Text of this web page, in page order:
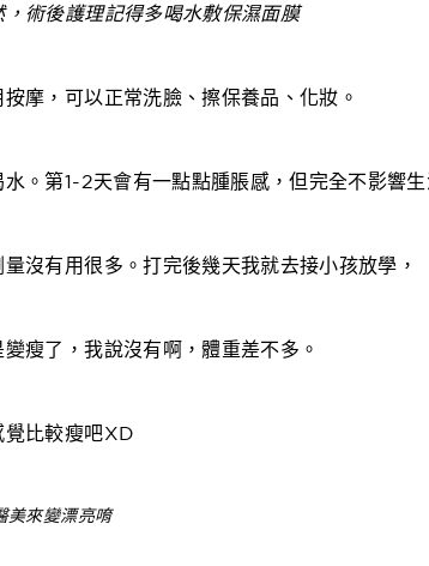
摩，可以正常洗臉、擦保養品、化妝。
。第1-2天會有一點點腫脹感，但完全不影響生
沒有用很多。打完後幾天我就去接小孩放學，
瘦了，我說沒有啊，體重差不多。
覺比較瘦吧XD